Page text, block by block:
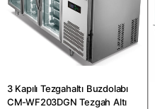
3 Kapılı Tezgahaltı Buzdolabı
CM-WF203DGN Tezgah Altı